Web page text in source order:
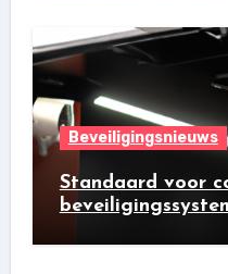
Beveiligingsnieuws
Standaard voor